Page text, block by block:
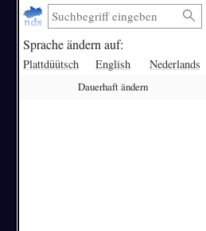
Sprache ändern auf:
Plattdüütsch English Nederlands
Dauerhaft ändern